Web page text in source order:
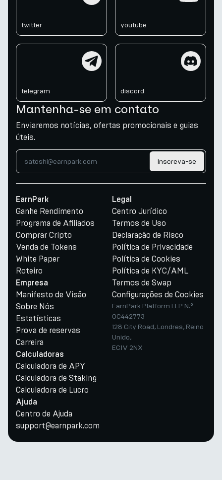
twitter youtube
telegram discord
Mantenha-se em contato
Enviaremos notícias, ofertas promocionais e guias
úteis.
Inscreva-se
EarnPark
Ganhe Rendimento
Programa de Afiliados
Comprar Cripto
Venda de Tokens
White Paper
Roteiro
Empresa
Manifesto de Visão
Sobre Nós
Estatísticas
Prova de reservas
Carreira
Calculadoras
Calculadora de APY
Calculadora de Staking
Calculadora de Lucro
Ajuda
Centro de Ajuda
support@earnpark.com
Legal
Centro Jurídico
Termos de Uso
Declaração de Risco
Política de Privacidade
Política de Cookies
Política de KYC/AML
Termos de Swap
Configurações de Cookies
EarnPark Platform LLP N.º
OC442773
128 City Road, Londres, Reino
Unido,
EC1V 2NX